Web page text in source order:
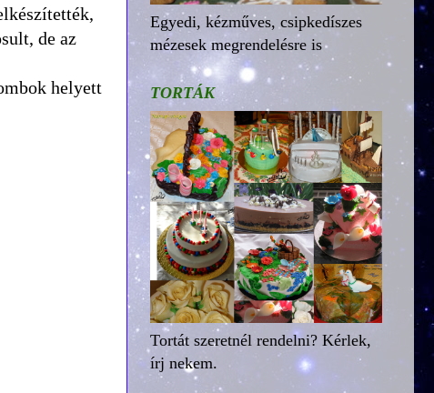
de az
helyett
Egyedi, kézműves, csipkedíszes
mézesek megrendelésre is
TORTÁK
Tortát szeretnél rendelni? Kérlek,
írj nekem.